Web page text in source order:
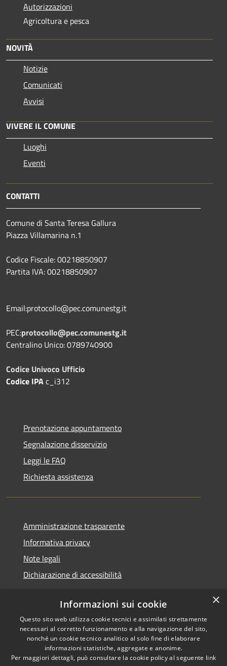
Autorizzazioni
Agricoltura e pesca
NOVITÀ
Notizie
Comunicati
Avvisi
VIVERE IL COMUNE
Luoghi
Eventi
CONTATTI
Comune di Santa Teresa Gallura
Piazza Villamarina n.1
Codice Fiscale: 00218850907
Partita IVA: 00218850907
Email:protocollo@pec.comunestg.it
PEC:protocollo@pec.comunestg.it
Centralino Unico: 0789740900
Codice Univoco Ufficio
Codice IPAc_i312
Prenotazione appuntamento
Segnalazione disservizio
Leggi le FAQ
Richiesta assistenza
Amministrazione trasparente
Informativa privacy
Note legali
Dichiarazione di accessibilità
RSS
Accessibilità
Cookie
Copyright © 2026 • Comune di
Santa Teresa Gallura •
Powered byMunicipium
Accesso redazione
×
Informazioni sui cookie
Questo sito web utilizza cookie tecnici e assimilati strettamente
necessari al corretto funzionamento e alla navigazione del sito,
nonché un cookie tecnico analitico al solo fine di elaborare
informazioni statistiche, aggregate e anonime.
Per maggiori dettagli, può consultare la cookie policy al seguente link